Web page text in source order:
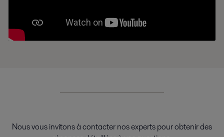
Nous vous invitons à contacter nos experts pour obtenir des